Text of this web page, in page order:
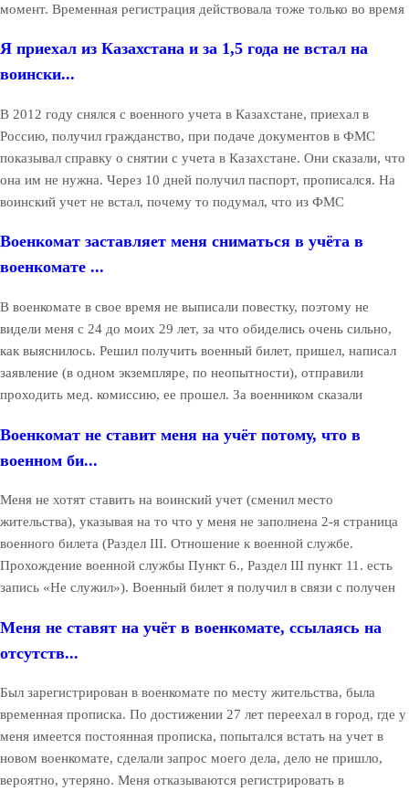
момент. Временная регистрация действовала тоже только во время
Я приехал из Казахстана и за 1,5 года не встал на
воински...
В 2012 году снялся с военного учета в Казахстане, приехал в
Россию, получил гражданство, при подаче документов в ФМС
показывал справку о снятии с учета в Казахстане. Они сказали, что
она им не нужна. Через 10 дней получил паспорт, прописался. На
воинский учет не встал, почему то подумал, что из ФМС
Военкомат заставляет меня сниматься в учёта в
военкомате ...
В военкомате в свое время не выписали повестку, поэтому не
видели меня с 24 до моих 29 лет, за что обиделись очень сильно,
как выяснилось. Решил получить военный билет, пришел, написал
заявление (в одном экземпляре, по неопытности), отправили
проходить мед. комиссию, ее прошел. За военником сказали
Военкомат не ставит меня на учёт потому, что в
военном би...
Меня не хотят ставить на воинский учет (сменил место
жительства), указывая на то что у меня не заполнена 2-я страница
военного билета (Раздел III. Отношение к военной службе.
Прохождение военной службы Пункт 6., Раздел III пункт 11. есть
запись «Не служил»). Военный билет я получил в связи с получен
Меня не ставят на учёт в военкомате, ссылаясь на
отсутств...
Был зарегистрирован в военкомате по месту жительства, была
временная прописка. По достижении 27 лет переехал в город, где у
меня имеется постоянная прописка, попытался встать на учет в
новом военкомате, сделали запрос моего дела, дело не пришло,
вероятно, утеряно. Меня отказываются регистрировать в